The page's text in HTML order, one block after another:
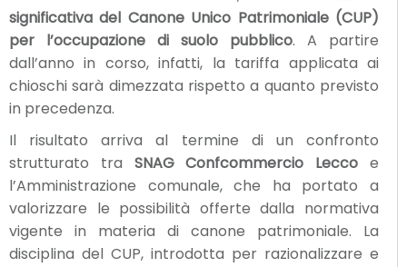
significativa del Canone Unico Patrimoniale (CUP)
per l’occupazione di suolo pubblico. A partire
dall’anno in corso, infatti, la tariffa applicata ai
chioschi sarà dimezzata rispetto a quanto previsto
in precedenza.
Il risultato arriva al termine di un confronto
strutturato tra SNAG Confcommercio Lecco e
l’Amministrazione comunale, che ha portato a
valorizzare le possibilità offerte dalla normativa
vigente in materia di canone patrimoniale. La
disciplina del CUP, introdotta per razionalizzare e